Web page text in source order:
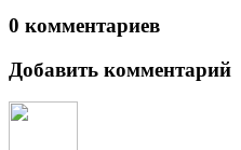
0 комментариев
Добавить комментарий